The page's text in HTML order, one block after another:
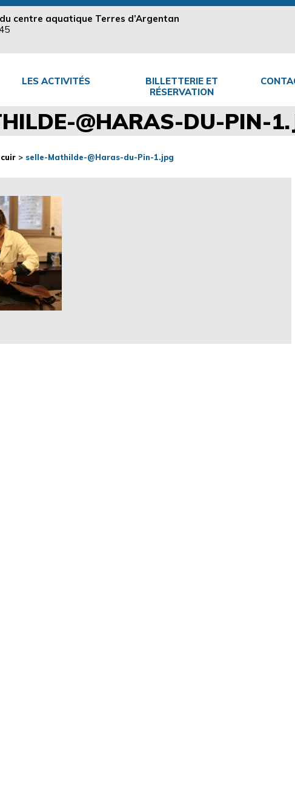
centre aquatique Terres d’Argentan
LES ACTIVITÉS
BILLETTERIE ET
RÉSERVATION
@HARAS-DU-PIN-
> selle-Mathilde-@Haras-du-Pin-1.jpg